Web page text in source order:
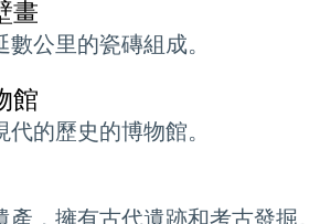
畫
公里的瓷磚組成。
館
的歷史的博物館。
，擁有古代遺跡和考古發掘。